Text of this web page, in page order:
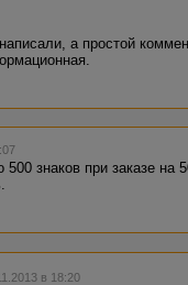
а простой
знаков при заказе на
в 18:20